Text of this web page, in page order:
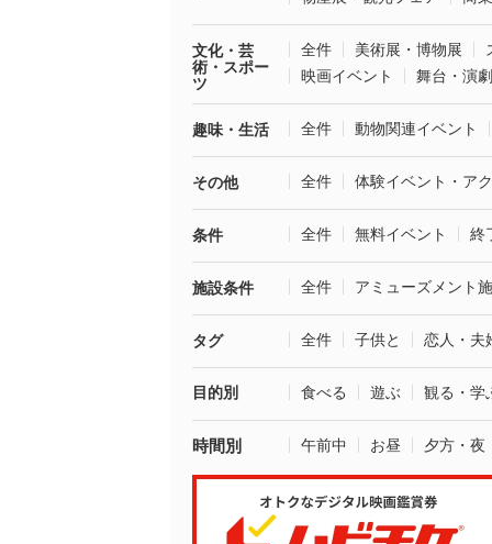
文化・芸
術・スポー
ツ
全件 美術展・博物展
映画イベント
舞台・演劇
趣味・生活 全件 動物関連イベント
その他 全件 体験イベント・ア
条件 全件 無料イベント 終
施設条件 全件 アミューズメント
タグ 全件 子供と 恋人・夫
目的別 食べる 遊ぶ 観る・学
時間別 午前中 お昼 夕方・夜